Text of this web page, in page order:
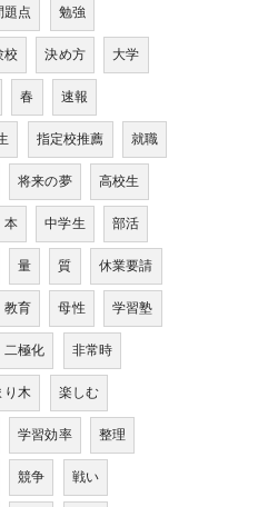
題点
勉強
校 決め方
大学
春
速報
指定校推薦
就職
将来の夢
高校生
本 中学生
部活
量 質
休業要請
教育 母性
学習塾
二極化
非常時
り木
楽しむ
学習効率
整理
競争
戦い